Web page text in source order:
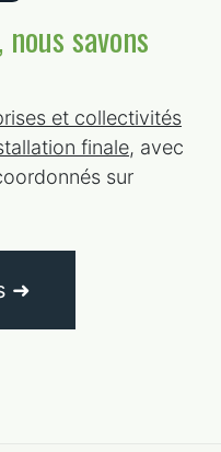
savons
et collectivités
finale, avec
sur
➜